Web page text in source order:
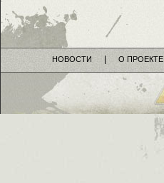
НОВОСТИ О ПРОЕКТЕ